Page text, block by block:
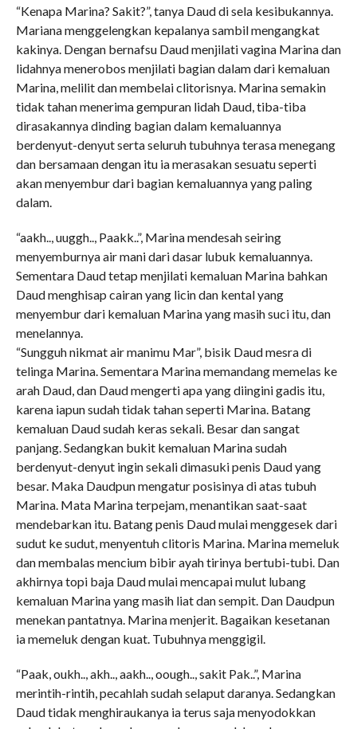
“Kenapa Marina? Sakit?”, tanya Daud di sela kesibukannya.
Mariana menggelengkan kepalanya sambil mengangkat
kakinya. Dengan bernafsu Daud menjilati vagina Marina dan
lidahnya menerobos menjilati bagian dalam dari kemaluan
Marina, melilit dan membelai clitorisnya. Marina semakin
tidak tahan menerima gempuran lidah Daud, tiba-tiba
dirasakannya dinding bagian dalam kemaluannya
berdenyut-denyut serta seluruh tubuhnya terasa menegang
dan bersamaan dengan itu ia merasakan sesuatu seperti
akan menyembur dari bagian kemaluannya yang paling
dalam.
“aakh.., uuggh.., Paakk..”, Marina mendesah seiring
menyemburnya air mani dari dasar lubuk kemaluannya.
Sementara Daud tetap menjilati kemaluan Marina bahkan
Daud menghisap cairan yang licin dan kental yang
menyembur dari kemaluan Marina yang masih suci itu, dan
menelannya.
“Sungguh nikmat air manimu Mar”, bisik Daud mesra di
telinga Marina. Sementara Marina memandang memelas ke
arah Daud, dan Daud mengerti apa yang diingini gadis itu,
karena iapun sudah tidak tahan seperti Marina. Batang
kemaluan Daud sudah keras sekali. Besar dan sangat
panjang. Sedangkan bukit kemaluan Marina sudah
berdenyut-denyut ingin sekali dimasuki penis Daud yang
besar. Maka Daudpun mengatur posisinya di atas tubuh
Marina. Mata Marina terpejam, menantikan saat-saat
mendebarkan itu. Batang penis Daud mulai menggesek dari
sudut ke sudut, menyentuh clitoris Marina. Marina memeluk
dan membalas mencium bibir ayah tirinya bertubi-tubi. Dan
akhirnya topi baja Daud mulai mencapai mulut lubang
kemaluan Marina yang masih liat dan sempit. Dan Daudpun
menekan pantatnya. Marina menjerit. Bagaikan kesetanan
ia memeluk dengan kuat. Tubuhnya menggigil.
“Paak, oukh.., akh.., aakh.., oough.., sakit Pak..”, Marina
merintih-rintih, pecahlah sudah selaput daranya. Sedangkan
Daud tidak menghiraukanya ia terus saja menyodokkan